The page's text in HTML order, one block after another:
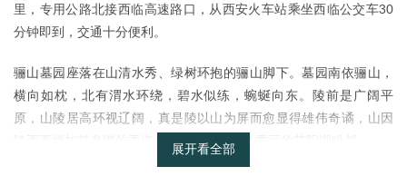
里，专用公路北接西临高速路口，从西安火车站乘坐西临公交车30
分钟即到，交通十分便利。
骊山墓园座落在山清水秀、绿树环抱的骊山脚下。墓园南依骊山，
横向如枕，北有渭水环绕，碧水似练，蜿蜒向东。陵前是广阔平
原，山陵居高环视辽阔，真是陵以山为屏而愈显得雄伟奇谲，山因
陵而更增加其袅娜的秀姿。骊山墓园与景色秀丽的芷阳湖毗邻。